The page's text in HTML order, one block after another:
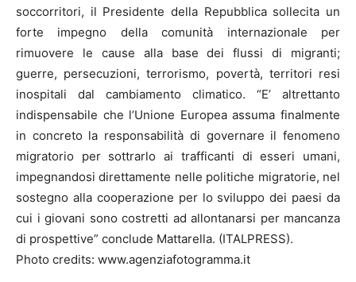
soccorritori, il Presidente della Repubblica sollecita un
forte impegno della comunità internazionale per
rimuovere le cause alla base dei flussi di migranti;
guerre, persecuzioni, terrorismo, povertà, territori resi
inospitali dal cambiamento climatico. “E’ altrettanto
indispensabile che l’Unione Europea assuma finalmente
in concreto la responsabilità di governare il fenomeno
migratorio per sottrarlo ai trafficanti di esseri umani,
impegnandosi direttamente nelle politiche migratorie, nel
sostegno alla cooperazione per lo sviluppo dei paesi da
cui i giovani sono costretti ad allontanarsi per mancanza
di prospettive” conclude Mattarella. (ITALPRESS).
Photo credits: www.agenziafotogramma.it